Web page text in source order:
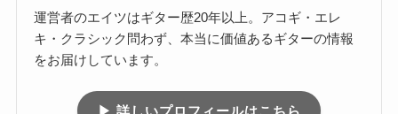
運営者のエイツはギター歴20年以上。アコギ・エレ
キ・クラシック問わず、本当に価値あるギターの情報
をお届けしています。
▶ 詳しいプロフィールはこちら